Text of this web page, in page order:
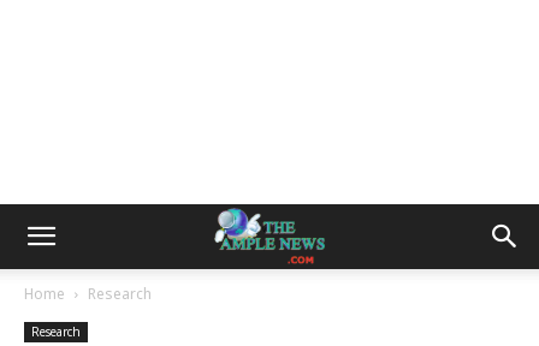
Home Research
Research